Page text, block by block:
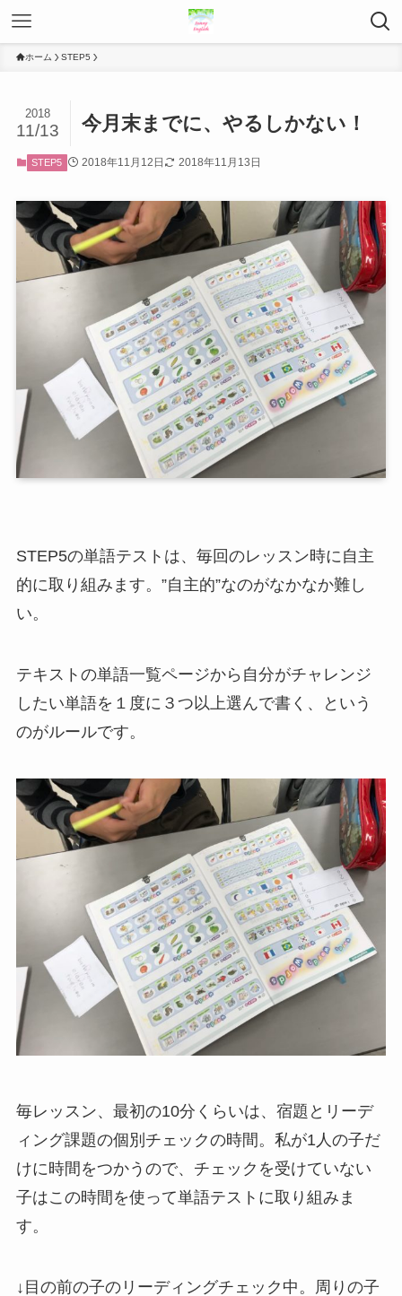
ホーム STEP5
今月末までに、やるしかない！
2018
11/13
STEP5 2018年11月12日 2018年11月13日
STEP5の単語テストは、毎回のレッスン時に自主
的に取り組みます。”自主的”なのがなかなか難し
い。
テキストの単語一覧ページから自分がチャレンジ
したい単語を１度に３つ以上選んで書く、という
のがルールです。
毎レッスン、最初の10分くらいは、宿題とリーデ
ィング課題の個別チェックの時間。私が1人の子だ
けに時間をつかうので、チェックを受けていない
子はこの時間を使って単語テストに取り組みま
す。
↓目の前の子のリーディングチェック中。周りの子